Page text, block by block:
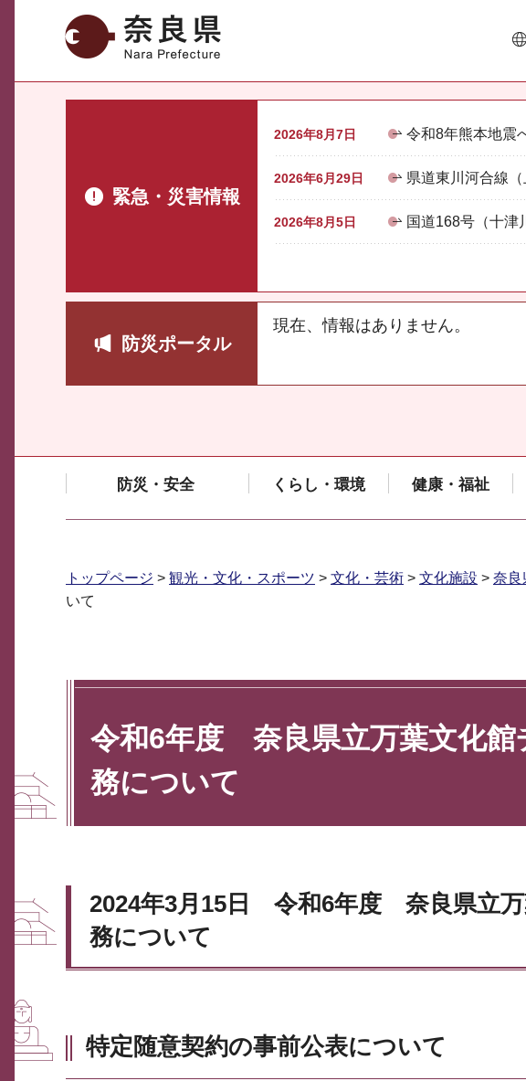
奈良県
緊急・災害情報
2026年8月7日 令和8年熊本地震
2026年6月29日 県道東川河合線
2026年8月5日 国道168号（十津
防災ポータル
現在、情報はありません。
防災・安全 くらし・環境 健康・福祉
トップページ > 観光・文化・スポーツ > 文化・芸術 > 文化施設 > 奈良
いて
令和6年度 奈良県立万葉文化館
務について
2024年3月15日 令和6年度 奈良県立万
務について
特定随意契約の事前公表について